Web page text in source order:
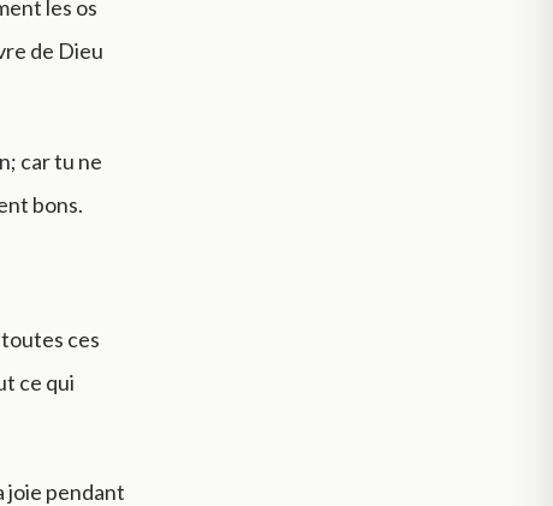
les os
de Dieu
car tu ne
bons.
ces
ce qui
joie pendant